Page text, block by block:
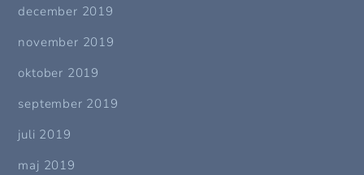
december 2019
november 2019
oktober 2019
september 2019
juli 2019
maj 2019